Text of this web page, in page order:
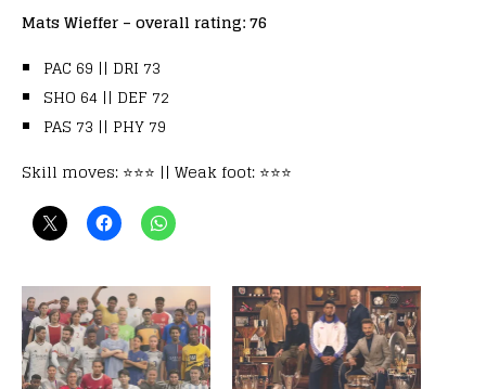
Mats Wieffer – overall rating: 76
PAC 69 || DRI 73
SHO 64 || DEF 72
PAS 73 || PHY 79
Skill moves: ⭐⭐⭐ || Weak foot: ⭐⭐⭐